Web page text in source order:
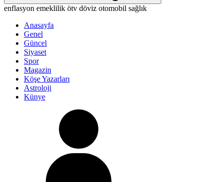
enflasyon emeklilik ötv döviz otomobil sağlık
Anasayfa
Genel
Güncel
Siyaset
Spor
Magazin
Köşe Yazarları
Astroloji
Künye